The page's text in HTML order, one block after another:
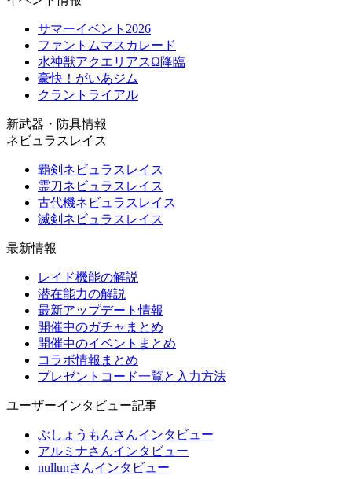
サマーイベント2026
ファントムマスカレード
水神獣アクエリアスΩ降臨
豪快！がいあジム
クラントライアル
新武器・防具情報
ネビュラスレイス
覇剣ネビュラスレイス
霊刀ネビュラスレイス
古代機ネビュラスレイス
滅剣ネビュラスレイス
最新情報
レイド機能の解説
潜在能力の解説
最新アップデート情報
開催中のガチャまとめ
開催中のイベントまとめ
コラボ情報まとめ
プレゼントコード一覧と入力方法
ユーザーインタビュー記事
ぶしょうもんさんインタビュー
アルミナさんインタビュー
nullunさんインタビュー